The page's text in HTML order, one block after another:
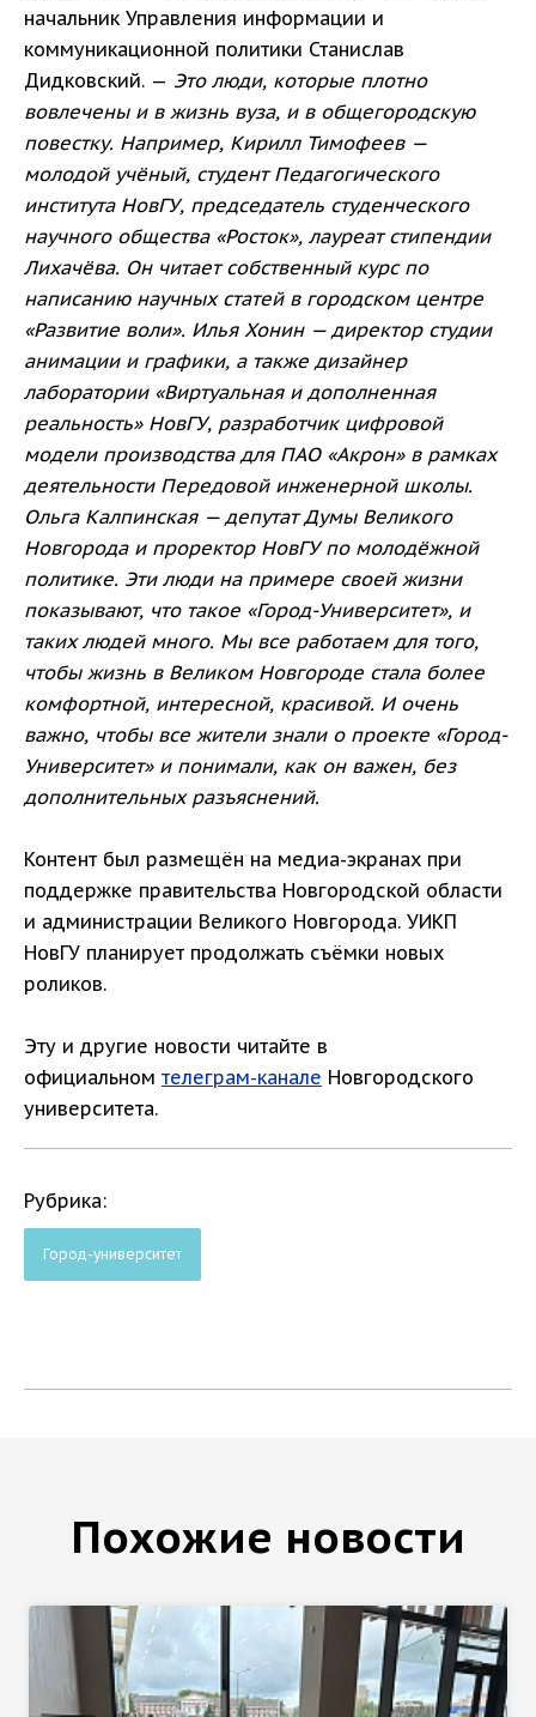
начальник Управления информации и
коммуникационной политики Станислав
Дидковский. — Это люди, которые плотно
вовлечены и в жизнь вуза, и в общегородскую
повестку. Например, Кирилл Тимофеев —
молодой учёный, студент Педагогического
института НовГУ, председатель студенческого
научного общества «Росток», лауреат стипендии
Лихачёва. Он читает собственный курс по
написанию научных статей в городском центре
«Развитие воли». Илья Хонин — директор студии
анимации и графики, а также дизайнер
лаборатории «Виртуальная и дополненная
реальность» НовГУ, разработчик цифровой
модели производства для ПАО «Акрон» в рамках
деятельности Передовой инженерной школы.
Ольга Калпинская — депутат Думы Великого
Новгорода и проректор НовГУ по молодёжной
политике. Эти люди на примере своей жизни
показывают, что такое «Город-Университет», и
таких людей много. Мы все работаем для того,
чтобы жизнь в Великом Новгороде стала более
комфортной, интересной, красивой. И очень
важно, чтобы все жители знали о проекте «Город-
Университет» и понимали, как он важен, без
дополнительных разъяснений.
Контент был размещён на медиа-экранах при
поддержке правительства Новгородской области
и администрации Великого Новгорода. УИКП
НовГУ планирует продолжать съёмки новых
роликов.
Эту и другие новости читайте в
официальном телеграм-канале Новгородского
университета.
Рубрика:
Город-университет
Похожие новости